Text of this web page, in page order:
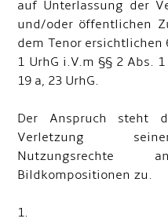
auf Unterlassung der
und/oder öffentlichen
dem Tenor ersichtlichen
1 UrhG i.V.m §§ 2 Abs.
19 a, 23 UrhG.
Der Anspruch steht
Verletzung
Bildkompositionen zu.
1.